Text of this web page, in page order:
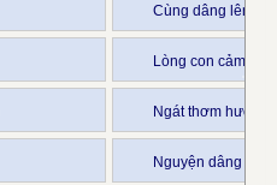
Cùng dâng lên
Lòng con cảm
Ngát thơm hương
Nguyện dâng